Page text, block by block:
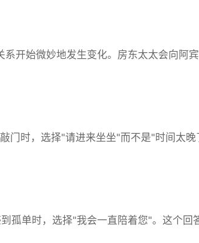
系开始微妙地发生变化。房东太太会向阿
门时，选择"请进来坐坐"而不是"时间太
孤单时，选择"我会一直陪着您"。这个回